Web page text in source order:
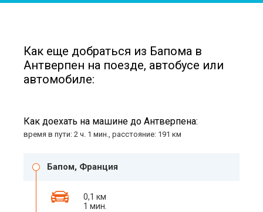
Как еще добраться из Бапома в
Антверпен на поезде, автобусе или
автомобиле:
Как доехать на машине до Антверпена:
время в пути: 2 ч. 1 мин., расстояние: 191 км
Бапом, Франция
0,1 км
1 мин.